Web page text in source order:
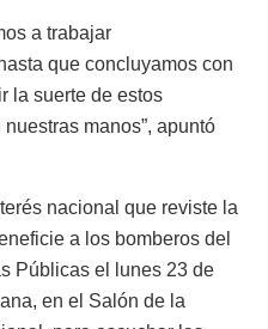
a trabajar
que concluyamos con
la suerte de estos
manos”, apuntó
nacional que reviste la
a los bomberos del
Públicas el lunes 23 de
en el Salón de la